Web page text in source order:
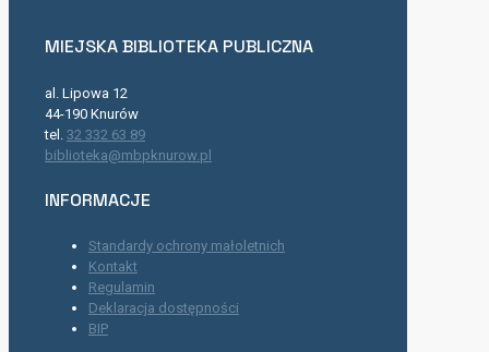
MIEJSKA BIBLIOTEKA PUBLICZNA
al. Lipowa 12
44-190 Knurów
tel. 32 332 63 89
biblioteka@mbpknurow.pl
INFORMACJE
Standardy ochrony małoletnich
Kontakt
Regulamin
Deklaracja dostępności
BIP